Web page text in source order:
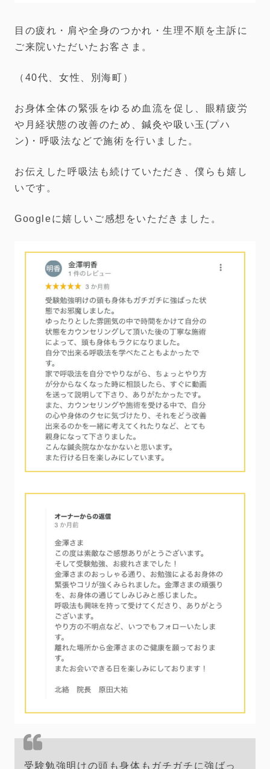
目の疲れ・肩や全身のつかれ・生理不順を主訴に
ご来院いただいたお客さま。
（40代、女性、別海町）
お身体全体の緊張をゆるめ血流を促し、眼精疲労
や月経状態の改善のため、鍼灸や吸い玉(プハ
ン)・呼吸法などで施術を行いました。
お伝えした呼吸法も続けていただき、僕らも嬉し
いです。
Googleに嬉しいご感想をいただきました。
受験勉強明けの頭も身体もガチガチに強ばっ